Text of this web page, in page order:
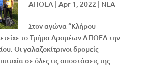
ΑΠΟΕΛ | Apr 1, 2022 | NEA
Στον αγώνα “Κλήρου
το Τμήμα Δρομέων ΑΠΟΕΛ την
Οι γαλαζοκίτρινοι δρομείς
σε όλες τις αποστάσεις της